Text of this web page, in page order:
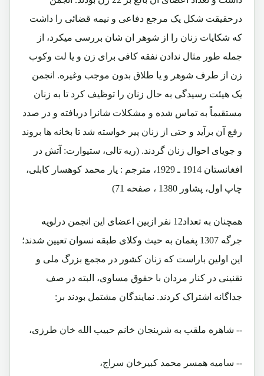
درحقیقت شکل یک مرجع دفاعی و نیمه قضائی را داشت
که شکایات زنان را از شوهر ان شان بررسی میکرد، از
جمله طور مثال ندادن نفقه کافی برای زن و یا لت وکوب
زن از طرف شوهر و یا طلاق بدون موجب وغیره. انجمن
یک هیئت رسیدگی به حال زنان را توظیف کرد تا به زنان
مستقیماً به تماس شده و مشکلات شانرا دریافته و در صدد
رفع آن برآید و حتی از زنان پیر خواسته شد تا بخانه ها بروند
و جویای احوال زنان گردند. (ریه تالی، ستیوارت: آتش در
افغانستان 1914 ـ 1929، مترجم : یار محمد کوهسار کابلی،
چاپ اول، پشاور 1380 ، صفحه 71)
همچنان به تعداد12 نفر ازبین اعضای این انجمن درلویه
جرگه 1307 پغمان به حیث وکلای طبقه نسوان تعیین شدند؛
این اولین باراست که زنان کشور در مجمع بزرگ ملی و
تقنینی در کنار مردان با حقوق مساوی، البته در صف
جداگانه اشتراک کردند. نمایندگان مشتمل بودند بر:
-- شاهره ملقب به شرینجان خانم حبیب الله خان طرزی،
-- سامیه همسر محمد کبیرخان سراج،